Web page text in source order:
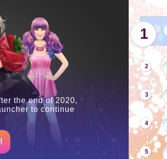
the end of 2020,
to continue
1
2
3
4
5